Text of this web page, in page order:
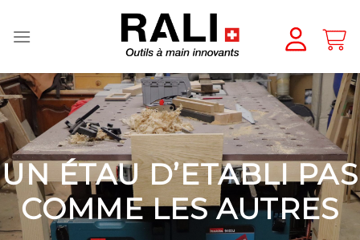
au
UN ÉTAU D’ETABLI PAS
COMME LES AUTRES